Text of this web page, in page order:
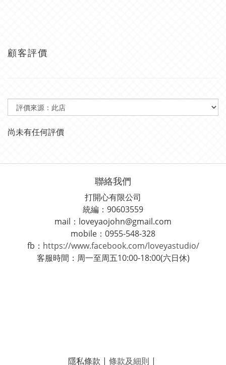
顧客評價
尚未有任何評價
聯絡我們
打開心有限公司
統編：90603559
mail：loveyaojohn@gmail.com
mobile：0955-548-328
fb： https://www.facebook.com/loveyastudio/
客服時間：周一至周五10:00-18:00(六日休)
隱私條款 | 條款及細則 |